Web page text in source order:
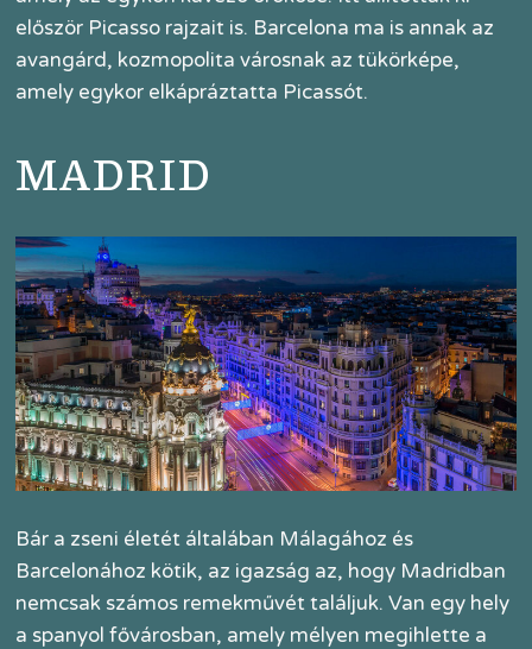
először Picasso rajzait is. Barcelona ma is annak az
avangárd, kozmopolita városnak az tükörképe,
amely egykor elkápráztatta Picassót.
MADRID
Bár a zseni életét általában Málagához és
Barcelonához kötik, az igazság az, hogy Madridban
nemcsak számos remekművét találjuk. Van egy hely
a spanyol fővárosban, amely mélyen megihlette a